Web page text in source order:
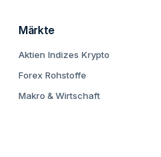
Märkte
Aktien Indizes Krypto
Forex Rohstoffe
Makro & Wirtschaft